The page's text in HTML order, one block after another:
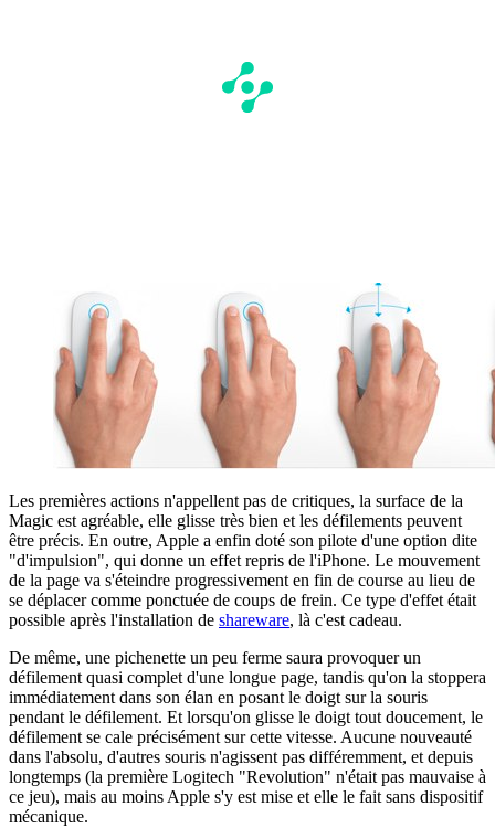
Les premières actions n'appellent pas de critiques, la surface de la
Magic est agréable, elle glisse très bien et les défilements peuvent
être précis. En outre, Apple a enfin doté son pilote d'une option dite
"d'impulsion", qui donne un effet repris de l'iPhone. Le mouvement
de la page va s'éteindre progressivement en fin de course au lieu de
se déplacer comme ponctuée de coups de frein. Ce type d'effet était
possible après l'installation de shareware, là c'est cadeau.
De même, une pichenette un peu ferme saura provoquer un
défilement quasi complet d'une longue page, tandis qu'on la stoppera
immédiatement dans son élan en posant le doigt sur la souris
pendant le défilement. Et lorsqu'on glisse le doigt tout doucement, le
défilement se cale précisément sur cette vitesse. Aucune nouveauté
dans l'absolu, d'autres souris n'agissent pas différemment, et depuis
longtemps (la première Logitech "Revolution" n'était pas mauvaise à
ce jeu), mais au moins Apple s'y est mise et elle le fait sans dispositif
mécanique.